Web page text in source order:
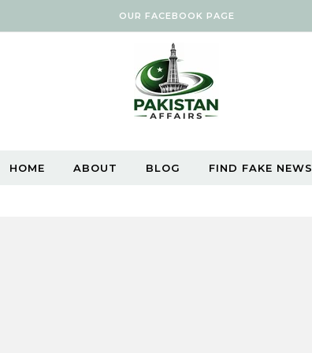
OUR FACEBOOK PAGE
HOME ABOUT BLOG FIND FAKE NEWS